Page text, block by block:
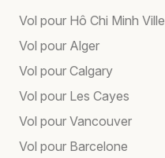
Vol pour Hô Chi Minh Ville
Vol pour Alger
Vol pour Calgary
Vol pour Les Cayes
Vol pour Vancouver
Vol pour Barcelone